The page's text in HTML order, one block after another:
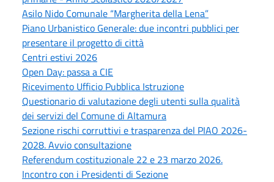
Asilo Nido Comunale “Margherita della Lena”
Piano Urbanistico Generale: due incontri pubblici per
presentare il progetto di città
Centri estivi 2026
Open Day: passa a CIE
Ricevimento Ufficio Pubblica Istruzione
Questionario di valutazione degli utenti sulla qualità
dei servizi del Comune di Altamura
Sezione rischi corruttivi e trasparenza del PIAO 2026-
2028. Avvio consultazione
Referendum costituzionale 22 e 23 marzo 2026.
Incontro con i Presidenti di Sezione